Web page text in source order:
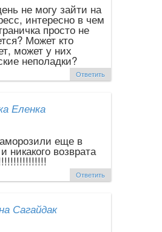
не могу зайти на
интересно в чем
просто не
Может кто
может у них
неполадки?
Ответить
Еленка
еще в
никакого возврата
Ответить
Сагайдак